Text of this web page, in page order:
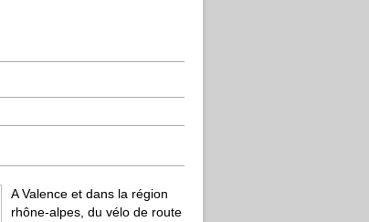
A Valence et dans la région
rhône-alpes, du vélo de route